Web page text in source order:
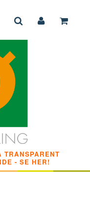
TRANSPARENT
- SE HER!